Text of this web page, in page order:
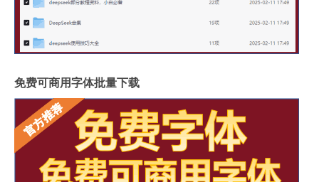
免费可商用字体批量下载